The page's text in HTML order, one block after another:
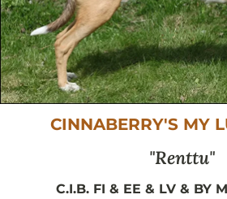
CINNABERRY'S MY
Renttu
C.I.B. FI & EE & LV & BY